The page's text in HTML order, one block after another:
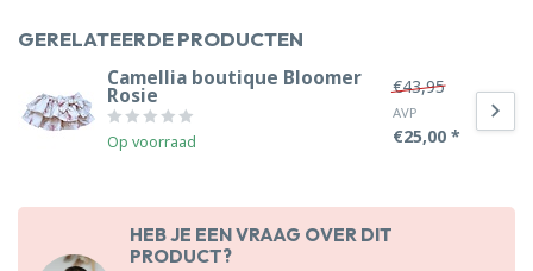
GERELATEERDE PRODUCTEN
Camellia boutique Bloomer
Rosie
Op voorraad
€43,95
AVP
€25,00 *
HEB JE EEN VRAAG OVER DIT
PRODUCT?